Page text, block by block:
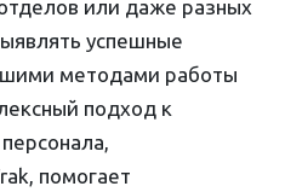
или даже разных
успешные
методами работы
подход к
помогает